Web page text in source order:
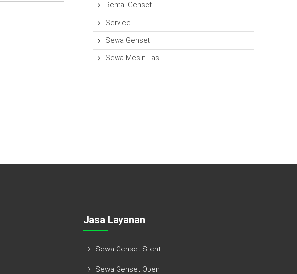
Rental Genset
Service
Sewa Genset
Sewa Mesin Las
Jasa Layanan
Sewa Genset Silent
Sewa Genset Open